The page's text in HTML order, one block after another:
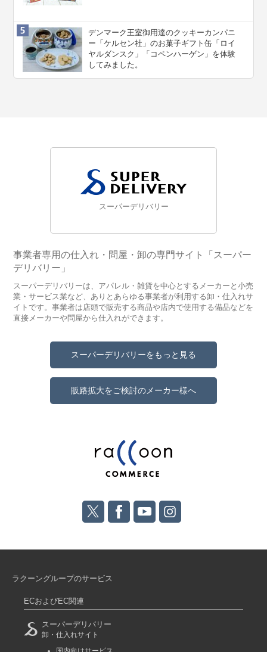
デンマーク王室御用達のクッキーカンパニ
ー「ケルセン社」のお菓子ギフト缶「ロイ
ヤルダンスク」「コペンハーゲン」を体験
してみました。
スーパーデリバリー
事業者専用の仕入れ・問屋・卸の専門サイト「スーパー
デリバリー」
スーパーデリバリーは、アパレル・雑貨を中心とするメーカーと小売
業・サービス業など、ありとあらゆる事業者が利用する卸・仕入れサ
イトです。事業者は店頭で販売する商品や店内で使用する備品などを
直接メーカーや問屋から仕入れができます。
スーパーデリバリーをもっと見る
販路拡大をご検討のメーカー様へ
ラクーングループのサービス
ECおよびEC関連
スーパーデリバリー
卸・仕入れサイト